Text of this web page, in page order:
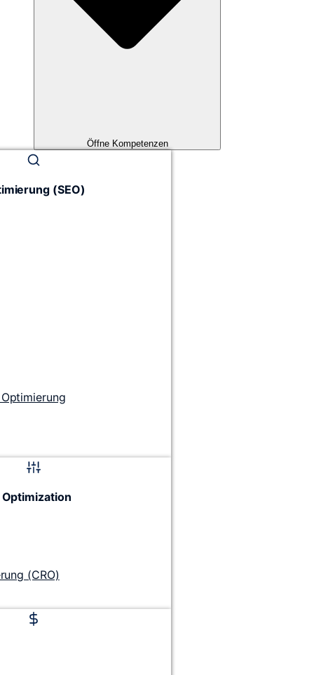
Öffne Kompetenzen
(SEO)
(CRO)